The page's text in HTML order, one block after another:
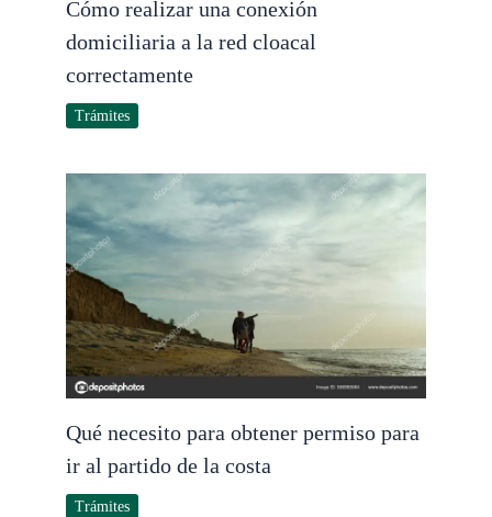
Cómo realizar una conexión
domiciliaria a la red cloacal
correctamente
Trámites
Qué necesito para obtener permiso para
ir al partido de la costa
Trámites